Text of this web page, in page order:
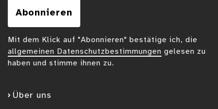
Über uns
Mit dem Klick auf "Abonnieren" bestätige ich, die
allgemeinen Datenschutzbestimmungen gelesen zu
haben und stimme ihnen zu.
Abonnieren